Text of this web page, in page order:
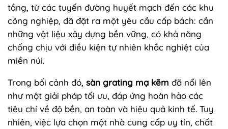
tầng, từ các tuyến đường huyết mạch đến các khu
công nghiệp, đã đặt ra một yêu cầu cấp bách: cần
những vật liệu xây dựng bền vững, có khả năng
chống chịu với điều kiện tự nhiên khắc nghiệt của
miền núi.
Trong bối cảnh đó, sàn grating mạ kẽm đã nổi lên
như một giải pháp tối ưu, đáp ứng hoàn hảo các
tiêu chí về độ bền, an toàn và hiệu quả kinh tế. Tuy
nhiên, việc lựa chọn một nhà cung cấp uy tín, chất